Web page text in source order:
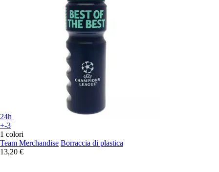
24h
+-3
1 colori
Team Merchandise Borraccia di plastica
13,20 €